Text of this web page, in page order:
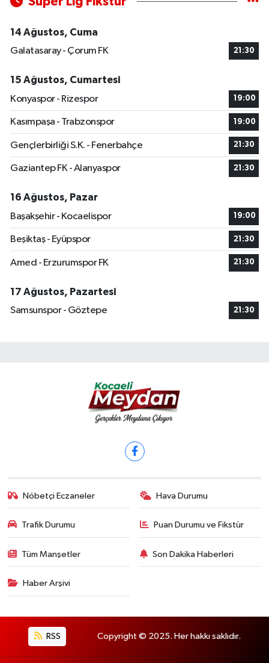
14 Ağustos, Cuma
Galatasaray - Çorum FK
21:30
15 Ağustos, Cumartesi
Konyaspor - Rizespor
19:00
Kasımpaşa - Trabzonspor 19:00
Gençlerbirliği S.K. - Fenerbahçe 21:30
Gaziantep FK - Alanyaspor 21:30
16 Ağustos, Pazar
Başakşehir - Kocaelispor
19:00
Beşiktaş - Eyüpspor 21:30
Amed - Erzurumspor FK 21:30
17 Ağustos, Pazartesi
Samsunspor - Göztepe
21:30
Nöbetçi Eczaneler Hava Durumu
Trafik Durumu Puan Durumu ve Fikstür
Tüm Manşetler Son Dakika Haberleri
Haber Arşivi
RSS Copyright © 2025. Her hakkı saklıdır.